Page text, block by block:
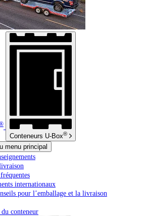
Conteneurs U-Box®
menu principal
internationaux
pour l’emballage et la livraison
conteneur